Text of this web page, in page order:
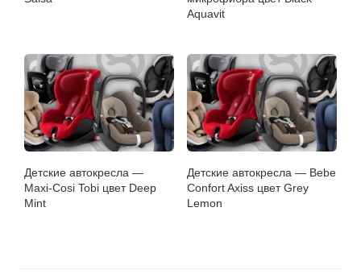
Aquavit
Детские автокресла —
Maxi-Cosi Tobi цвет Deep
Mint
Детские автокресла — Bebe
Confort Axiss цвет Grey
Lemon